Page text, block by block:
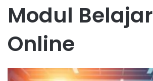
Modul Belajar
Online